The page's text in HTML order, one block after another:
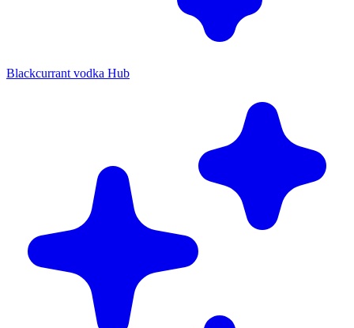
Blackcurrant vodka Hub